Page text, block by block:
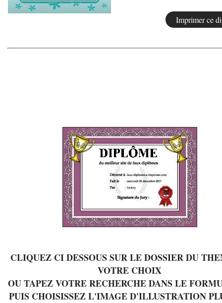
CLIQUEZ CI DESSOUS SUR LE DOSSIER DU
VOTRE CHOIX
OU TAPEZ VOTRE RECHERCHE DANS LE
PUIS CHOISISSEZ L'IMAGE D'ILLUSTRATION